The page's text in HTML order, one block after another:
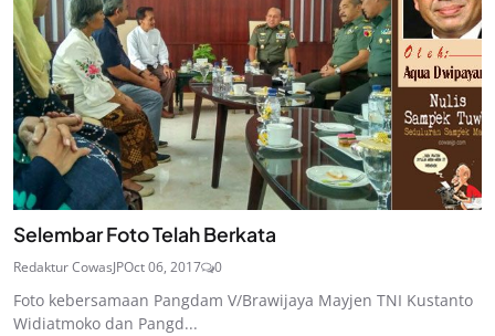
Selembar Foto Telah Berkata
Redaktur CowasJPOct 06, 2017 0
Foto kebersamaan Pangdam V/Brawijaya Mayjen TNI Kustanto
Widiatmoko dan Pangd...